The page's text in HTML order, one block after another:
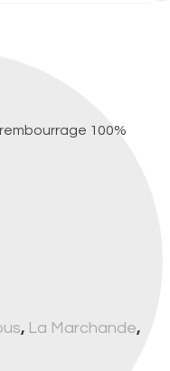
100%
, La Marchande,